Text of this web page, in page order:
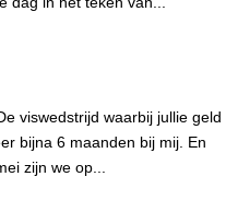
viswedstrijd waarbij jullie geld
bijna 6 maanden bij mij. En
zijn we op...